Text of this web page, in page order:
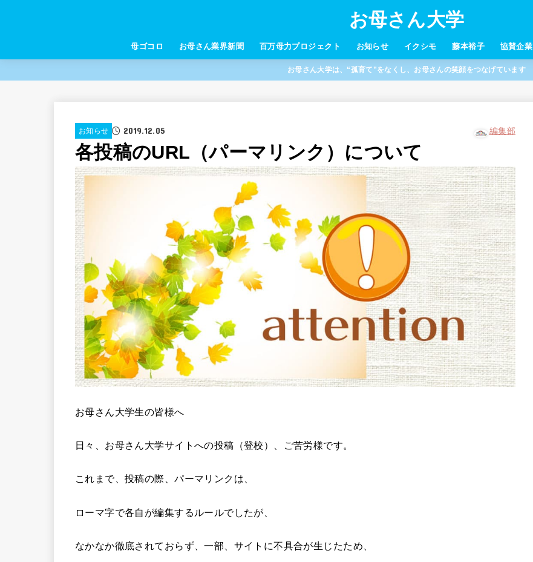
お母さん大学
母ゴコロ お母さん業界新聞 百万母力プロジェクト お知らせ イクシモ 藤本裕子 協賛企業
お母さん大学は、“孤育て”をなくし、お母さんの笑顔をつなげています
お知らせ 2019.12.05 編集部
各投稿のURL（パーマリンク）について
お母さん大学生の皆様へ
日々、お母さん大学サイトへの投稿（登校）、ご苦労様です。
これまで、投稿の際、パーマリンクは、
ローマ字で各自が編集するルールでしたが、
なかなか徹底されておらず、一部、サイトに不具合が生じたため、